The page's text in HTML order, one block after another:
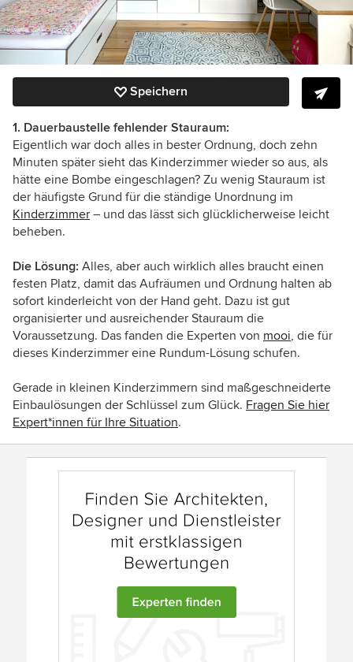
Speichern
1. Dauerbaustelle fehlender Stauraum:
Eigentlich war doch alles in bester Ordnung, doch zehn
Minuten später sieht das Kinderzimmer wieder so aus, als
hätte eine Bombe eingeschlagen? Zu wenig Stauraum ist
der häufigste Grund für die ständige Unordnung im
Kinderzimmer – und das lässt sich glücklicherweise leicht
beheben.
Die Lösung: Alles, aber auch wirklich alles braucht einen
festen Platz, damit das Aufräumen und Ordnung halten ab
sofort kinderleicht von der Hand geht. Dazu ist gut
organisierter und ausreichender Stauraum die
Voraussetzung. Das fanden die Experten von mooi, die für
dieses Kinderzimmer eine Rundum-Lösung schufen.
Gerade in kleinen Kinderzimmern sind maßgeschneiderte
Einbaulösungen der Schlüssel zum Glück. Fragen Sie hier
Expert*innen für Ihre Situation.